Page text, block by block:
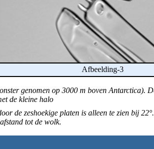
Afbeelding-3
genomen op 3000 m boven Antarctica).
de kleine halo
de zeshoekige platen is alleen te zien bij
tot de wolk.